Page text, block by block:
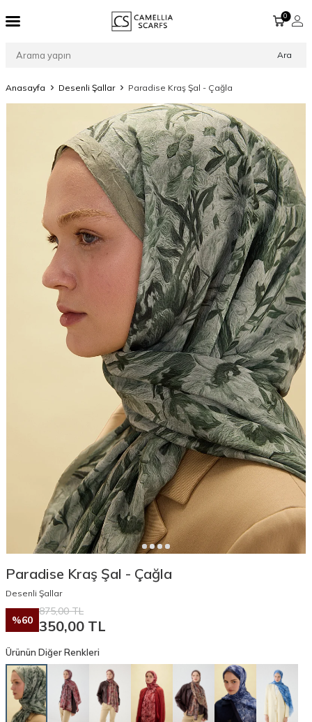
Ara
0
Anasayfa Desenli Şallar Paradise Kraş Şal - Çağla
Paradise Kraş Şal - Çağla
Desenli Şallar
%60
875,00TL
350,00 TL
Ürünün Diğer Renkleri